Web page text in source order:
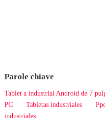
Parole chiave
Tablet a industrial Android de 7
PC
Tabletas industriales
industriales